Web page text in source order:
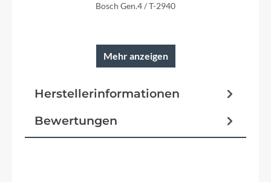
Bosch Gen.4 / T-2940
Schwalbe Energizer Plus Perf. GreenGuard
Schutzbleche
SKS A55k 55mm Black Matt
Mehr anzeigen
Herstellerinformationen
Bewertungen